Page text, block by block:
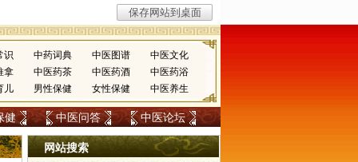
识 中药词典 中医图谱
中医文化
拿
中医药茶 中医药酒
中医药浴
儿
男性保健 女性保健 中医养生
健 中医问答 中医论坛
网站搜索